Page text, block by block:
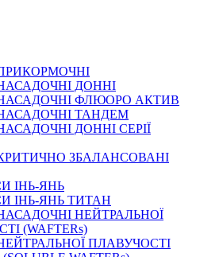
ДОННI
ФЛЮОРО АКТИВ
ТАНДЕМ
ДОННI СЕРIÏ
ЗБАЛАНСОВАНІ
ІНЬ-ЯНЬ
ІНЬ-ЯНЬ ТИТАН
НЕЙТРАЛЬНОÏ
(WAFTERs)
ПЛАВУЧОСТІ